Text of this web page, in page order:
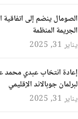
الصومال ينضم إلى اتفاقية
الجريمة المنظمة
يناير 31, 2025
إعادة انتخاب عبدي محمد
لبرلمان جوبالاند الإقليمي
يناير 31, 2025